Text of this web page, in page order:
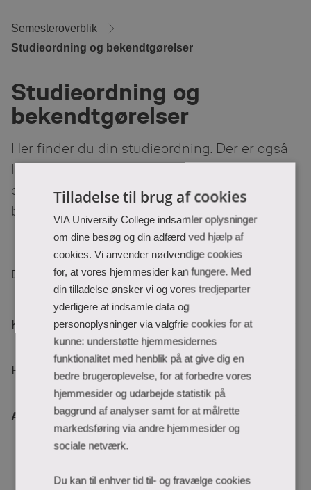
ContentSemesteroverblik
Studieordning og bekendtgørelser
Studieordning og
bekendtgørelser
Her finder du din studieordning. Der er også
links til bekendtgørelsen for din uddannelse
og til andre nationale love og
bekendtgørelser.
Du ser målrettet indhold for:
Kort- og landmålingstekniker
Horsens
Alle semestre
Tilladelse til brug af cookies
VIA University College indsamler oplysninger
om dine besøg og din adfærd ved hjælp af
cookies. Vi anvender nødvendige cookies
for, at vores hjemmesider kan fungere. Med
din tilladelse ønsker vi og vores tredjeparter
yderligere at indsamle data og
personoplysninger via valgfrie cookies for at
kunne: understøtte hjemmesidernes
funktionalitet med henblik på at give dig en
bedre brugeroplevelse, for at forbedre vores
hjemmesider og udarbejde statistik på
baggrund af analyser samt for at målrette
markedsføring via andre hjemmesider og
sociale netværk.
Du kan til enhver tid til- og fravælge cookies